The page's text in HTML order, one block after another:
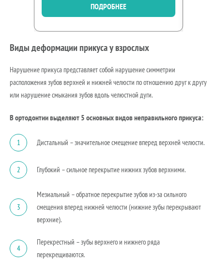
ПОДРОБНЕЕ
Виды деформации прикуса у взрослых
Нарушение прикуса представляет собой нарушение симметрии
расположения зубов верхней и нижней челюсти по отношению друг к другу
или нарушение смыкания зубов вдоль челюстной дуги.
В ортодонтии выделяют 5 основных видов неправильного прикуса:
1 Дистальный – значительное смещение вперед верхней челюсти.
2 Глубокий – сильное перекрытие нижних зубов верхними.
3
Мезиальный – обратное перекрытие зубов из-за сильного
смещения вперед нижней челюсти (нижние зубы перекрывают
верхние).
4
Перекрестный – зубы верхнего и нижнего ряда
перекрещиваются.